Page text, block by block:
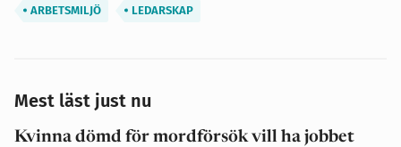
ARBETSMILJÖ LEDARSKAP
Mest läst just nu
Kvinna dömd för mordförsök vill ha jobbet